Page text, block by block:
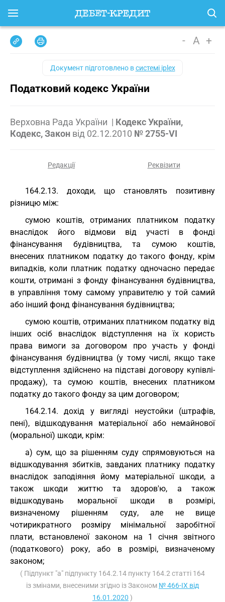
- A +
Документ підготовлено всистемі iplex
Податковий кодекс України
Верховна Рада України | Кодекс України,
Кодекс, Закон від 02.12.2010 № 2755-VI
Редакції Реквізити
164.2.13. доходи, що становлять позитивну
різницю між:
сумою коштів, отриманих платником податку
внаслідок його відмови від участі в фонді
фінансування будівництва, та сумою коштів,
внесених платником податку до такого фонду, крім
випадків, коли платник податку одночасно передає
кошти, отримані з фонду фінансування будівництва,
в управління тому самому управителю у той самий
або інший фонд фінансування будівництва;
сумою коштів, отриманих платником податку від
інших осіб внаслідок відступлення на їх користь
права вимоги за договором про участь у фонді
фінансування будівництва (у тому числі, якщо таке
відступлення здійснено на підставі договору купівлі-
продажу), та сумою коштів, внесених платником
податку до такого фонду за цим договором;
164.2.14. дохід у вигляді неустойки (штрафів,
пені), відшкодування матеріальної або немайнової
(моральної) шкоди, крім:
а) сум, що за рішенням суду спрямовуються на
відшкодування збитків, завданих платнику податку
внаслідок заподіяння йому матеріальної шкоди, а
також шкоди життю та здоров'ю, а також
відшкодувань моральної шкоди в розмірі,
визначеному рішенням суду, але не вище
чотирикратного розміру мінімальної заробітної
плати, встановленої законом на 1 січня звітного
(податкового) року, або в розмірі, визначеному
законом;
( Підпункт "а" підпункту 164.2.14 пункту 164.2 статті 164
із змінами, внесеними згідно із Законом № 466-IX від
16.01.2020 )